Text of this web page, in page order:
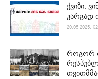
ქვიზი:
კარგად
20.05.2025.
როგორ